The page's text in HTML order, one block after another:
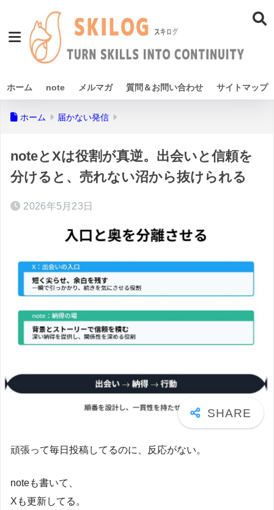
ホーム note メルマガ 質問＆お問い合わせ サイトマップ
ホーム 届かない発信
noteとXは役割が真逆。出会いと信頼を
分けると、売れない沼から抜けられる
2026年5月23日
頑張って毎日投稿してるのに、反応がない。
noteも書いて、
Xも更新してる。